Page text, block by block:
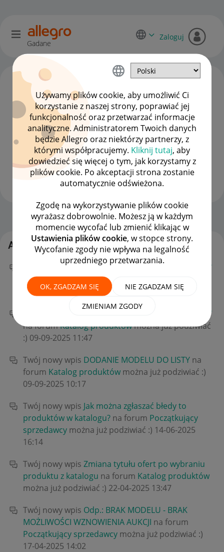
Używamy plików cookie, aby umożliwić Ci
korzystanie z naszej strony, poprawiać jej
funkcjonalność oraz przetwarzać informacje
analityczne. Administratorem Twoich danych
będzie Allegro oraz niektórzy partnerzy, z
którymi współpracujemy. Kliknij tutaj, aby
dowiedzieć się więcej o tym, jak korzystamy z
plików cookie. Po akceptacji strona zostanie
automatycznie odświeżona.
Zgodę na wykorzystywanie plików cookie
wyrażasz dobrowolnie. Możesz ją w każdym
momencie wycofać lub zmienić klikając w
Ustawienia plików cookie, w stopce strony.
Wycofanie zgody nie wpływa na legalność
uprzedniego przetwarzania.
OK, ZGADZAM SIĘ NIE ZGADZAM SIĘ
ZMIENIAM ZGODY
Gadane
Zaloguj
nokteloutlet
#7 Wielbiciel
Strona Główna OPCJE
Aktywność nokteloutlet
Twój nowy wpis
Odp.: DODANIE MODELU DO LISTY
na forumKatalog produktów
:)‎09-09-202511:47
Odp.: DODANIE MODELU DO LISTY
na forumKatalog produktówmożna już podziwiać
:) ‎09-09-2025 11:47
Twój nowy wpis DODANIE MODELU DO LISTY na
forum Katalog produktów można już podziwiać :)
‎09-09-2025 10:17
Twój nowy wpis Jak można zgłaszać błedy to
produktów w katalogu? na forum Początkujący
sprzedawcy można już podziwiać :) ‎14-06-2025
16:14
Twój nowy wpis Zmiana tytułu ofert po wybraniu
produktu z katalogu na forum Katalog produktów
można już podziwiać :) ‎22-04-2025 13:47
Twój nowy wpis Odp.: BRAK MODELU - BRAK
MOŻLIWOŚCI WZNOWIENIA AUKCJI na forum
Początkujący sprzedawcy można już podziwiać :)
‎17-04-2025 14:02